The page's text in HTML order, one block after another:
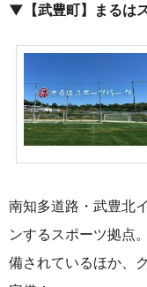
▼【武豊町】まるは
南知多道路・武豊北
ンするスポーツ拠点
備されているほか、